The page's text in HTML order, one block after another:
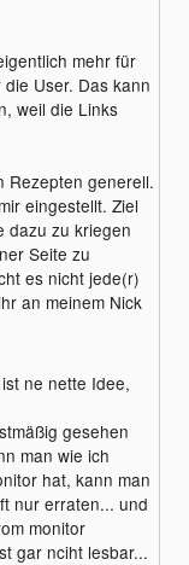
mehr für
User. Das kann
weil die Links
Rezepten generell.
eingestellt. Ziel
dazu zu kriegen
Seite zu
es nicht jede(r)
an meinem Nick
ne nette Idee,
gesehen
man wie ich
hat, kann man
nur erraten... und
monitor
gar nciht lesbar...